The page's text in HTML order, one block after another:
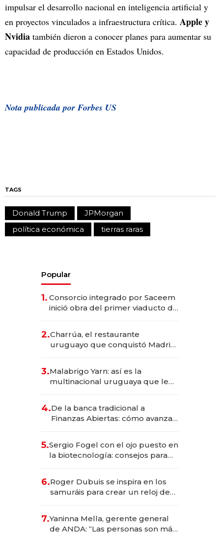
impulsar el desarrollo nacional en inteligencia artificial y
en proyectos vinculados a infraestructura crítica. Apple y
Nvidia también dieron a conocer planes para aumentar su
capacidad de producción en Estados Unidos.
Nota publicada por Forbes US
TAGS
Donald Trump
JPMorgan
política económica
tierras raras
Popular
1. Consorcio integrado por Saceem
inició obra del primer viaducto de
millones
2.Charrúa, el restaurante
uruguayo que conquistó Madrid:
anticipación y prepara apertura
3.Malabrigo Yarn: así es la
multinacional uruguaya que le
4.De la banca tradicional a
Finanzas Abiertas: cómo avanza
5.Sergio Fogel con el ojo puesto en
la biotecnología: consejos para
6.Roger Dubuis se inspira en los
samuráis para crear un reloj de
7.Yaninna Mella, gerente general
de ANDA: “Las personas son más